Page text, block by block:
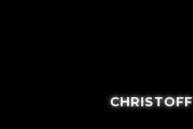
CHRISTOFF